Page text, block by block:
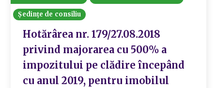
Ședințe de consiliu
Hotărârea nr. 179/27.08.2018
privind majorarea cu 500% a
impozitului pe clădire începând
cu anul 2019, pentru imobilul